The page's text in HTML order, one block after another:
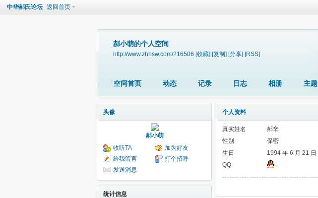
中华郝氏论坛 返回首页
郝小萌的个人空间
http://www.zhhsw.com/?16506 [收藏] [复制] [分享] [RSS]
空间首页 动态 记录 日志 相册 主题
头像
郝小萌
收听TA
加为好友
给我留言
打个招呼
发送消息
统计信息
个人资料
真实姓名
郝辛
性别
保密
生日
1994 年 6 月 21 日
QQ